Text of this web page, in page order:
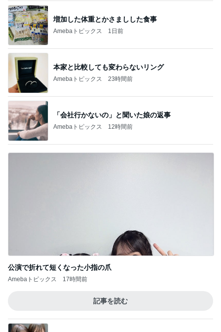
増加した体重とかさましした食事
Amebaトピックス 1日前
本家と比較しても変わらないリング
Amebaトピックス 23時間前
「会社行かないの」と聞いた娘の返事
Amebaトピックス 12時間前
公演で折れて短くなった小指の爪
Amebaトピックス 17時間前
記事を読む